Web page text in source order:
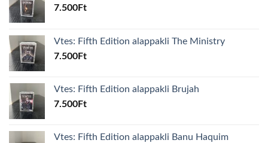
7.500Ft
Vtes: Fifth Edition alappakli The Ministry
7.500Ft
Vtes: Fifth Edition alappakli Brujah
7.500Ft
Vtes: Fifth Edition alappakli Banu Haquim